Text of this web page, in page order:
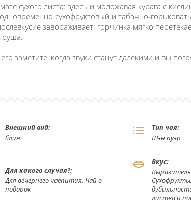
сухого листа: здесь и моложавая курага с
сухофруктовый и табачно-
завораживает: горчинка мягко
заметите, когда звуки станут далекими и вы
Внешний вид:
блин
Тип чая:
Шэн пуэр
Для какого случая?:
Для вечернего чаепития, Чай в
подарок
Вкус:
листва и